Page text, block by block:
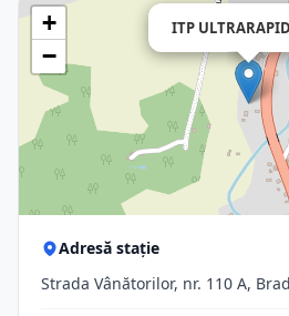
ITP
+
−
Adresă stație
Strada Vânătorilor, nr. 110 A,